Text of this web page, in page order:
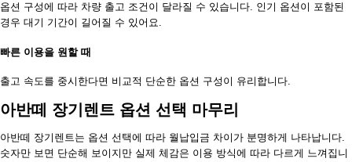
옵션 구성에 따라 차량 출고 조건이 달라질 수 있습니다. 인기 옵션이 포함된
경우 대기 기간이 길어질 수 있어요.
빠른 이용을 원할 때
출고 속도를 중시한다면 비교적 단순한 옵션 구성이 유리합니다.
아반떼 장기렌트 옵션 선택 마무리
아반떼 장기렌트는 옵션 선택에 따라 월납입금 차이가 분명하게 나타납니다.
숫자만 보면 단순해 보이지만 실제 체감은 이용 방식에 따라 다르게 느껴집니